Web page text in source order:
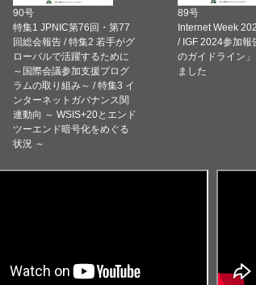
90号
特集1 JPNIC第76回・第77
回総会報告 / 特集2 若手がグ
ローバルで活躍するために
～国際会議参加支援プログ
ラムの取り組み～ / 特集3 イ
ンターネットガバナンス関
連動向 ～ WSIS+20とエンド
ツーエンド暗号化をめぐる
状況 ～
89号
Internet Week
/ IGF 2024参加報
のガイドライン
ました